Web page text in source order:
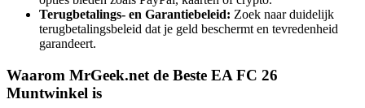
Terugbetalings- en Garantiebeleid: Zoek naar duidelijk
terugbetalingsbeleid dat je geld beschermt en tevredenheid
garandeert.
Waarom MrGeek.net de Beste EA FC 26
Muntwinkel is